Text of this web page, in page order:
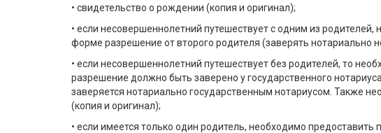
• свидетельство о рождении (копия и оригинал);
• если несовершеннолетний путешествует с одним из
форме разрешение от второго родителя (заверять нотариально
• если несовершеннолетний путешествует без родителей, то
разрешение должно быть заверено у государственного
заверяется нотариально государственным нотариусом. Также
(копия и оригинал);
• если имеется только один родитель, необходимо